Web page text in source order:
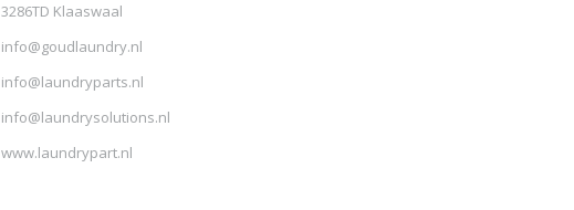
3286TD Klaaswaal
info@goudlaundry.nl
info@laundryparts.nl
info@laundrysolutions.nl
www.laundrypart.nl